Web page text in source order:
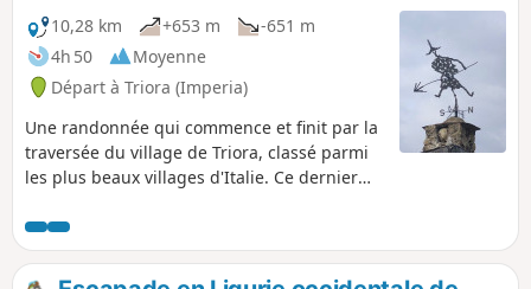
habitations. Pigna est aussi une station
thermale.
10,28 km
+653 m
-651 m
4h 50
Moyenne
Départ à Triora (Imperia)
Une randonnée qui commence et finit par la
traversée du village de Triora, classé parmi
les plus beaux villages d'Italie. Ce dernier
où chaque ruelle, chaque placette, chaque
mur et bâtiment témoignent de siècles
d'histoire et de traditions. La vallée boisée,